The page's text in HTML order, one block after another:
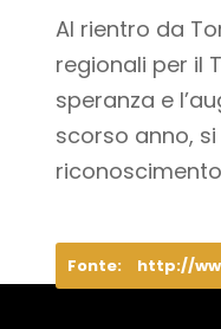
Al rientro da
regionali per il
speranza e
scorso anno,
Fonte: http://